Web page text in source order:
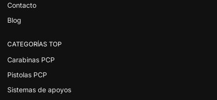
Contacto
Blog
CATEGORÍAS TOP
Carabinas PCP
Pistolas PCP
Sistemas de apoyos